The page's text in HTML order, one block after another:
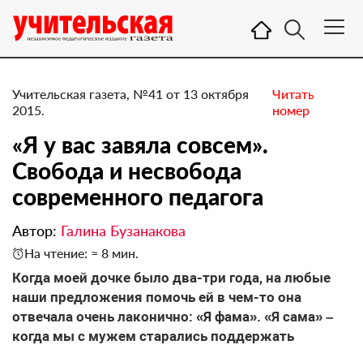
Учительская газета, №41 от 13 октября
2015.
Читать
номер
«Я у вас завяла совсем».
Свобода и несвобода
современного педагога
Автор: Галина Бузанакова
На чтение: ≈ 8 мин.
Когда моей дочке было два-три года, на любые
наши предложения помочь ей в чем-то она
отвечала очень лаконично: «Я фама». «Я сама» –
когда мы с мужем старались поддержать